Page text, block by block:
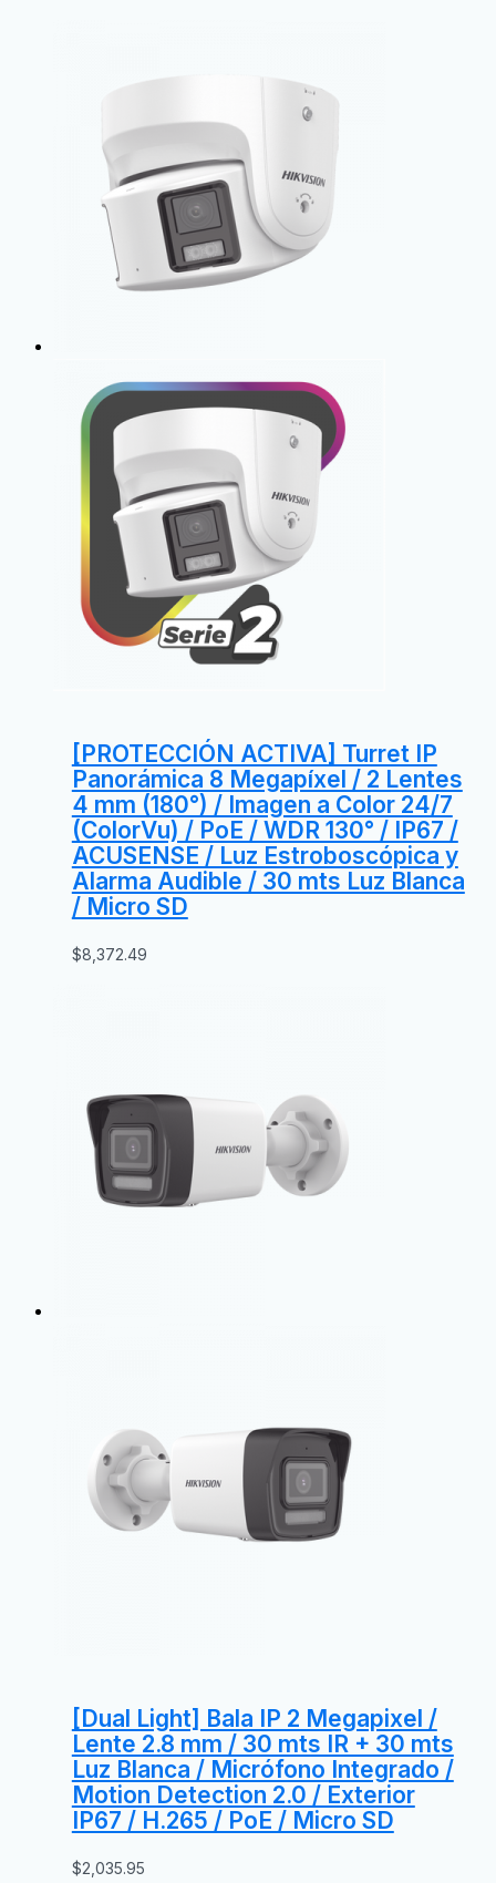
[PROTECCIÓN ACTIVA] Turret IP
Panorámica 8 Megapíxel / 2 Lentes
4 mm (180°) / Imagen a Color 24/7
(ColorVu) / PoE / WDR 130° / IP67 /
ACUSENSE / Luz Estroboscópica y
Alarma Audible / 30 mts Luz Blanca
/ Micro SD
$8,372.49
[Dual Light] Bala IP 2 Megapixel /
Lente 2.8 mm / 30 mts IR + 30 mts
Luz Blanca / Micrófono Integrado /
Motion Detection 2.0 / Exterior
IP67 / H.265 / PoE / Micro SD
$2,035.95